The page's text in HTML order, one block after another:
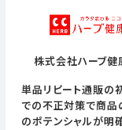
株式会社ハーブ健
単品リピート通販の
での不正対策で商品
のポテンシャルが明